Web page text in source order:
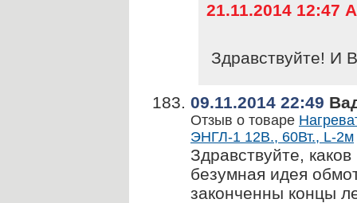
21.11.2014 12:47
Здравствуйте! И
09.11.2014 22:49
Отзыв о товаре
ЭНГЛ-1 12В., 60Вт., L-2м
Здравствуйте,
безумная идея
законченны концы